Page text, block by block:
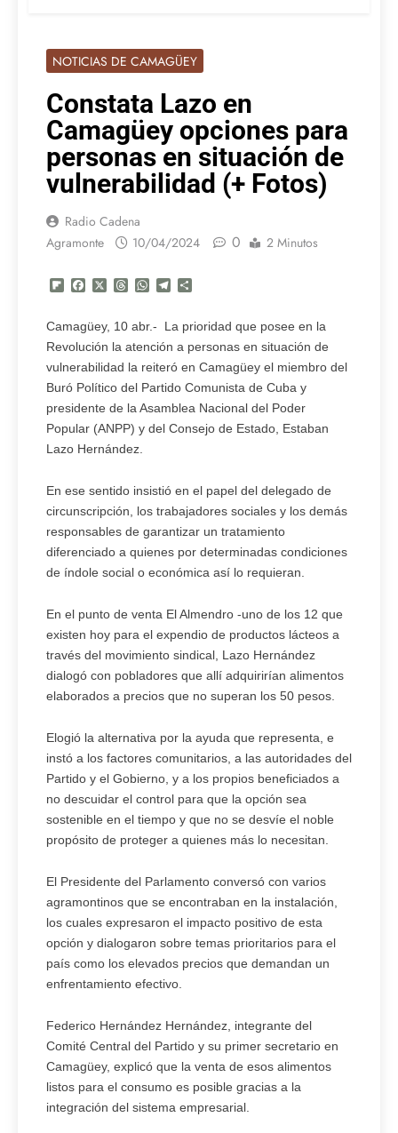
NOTICIAS DE CAMAGÜEY
Constata Lazo en
Camagüey opciones para
personas en situación de
vulnerabilidad (+ Fotos)
Radio Cadena
Agramonte
10/04/2024 0 2 Minutos
Flipboard
FacebookThreadsWhatsApp
Telegram
Camagüey, 10 abr.- La prioridad que posee en la
Revolución la atención a personas en situación de
vulnerabilidad la reiteró en Camagüey el miembro del
Buró Político del Partido Comunista de Cuba y
presidente de la Asamblea Nacional del Poder
Popular (ANPP) y del Consejo de Estado, Estaban
Lazo Hernández.
En ese sentido insistió en el papel del delegado de
circunscripción, los trabajadores sociales y los demás
responsables de garantizar un tratamiento
diferenciado a quienes por determinadas condiciones
de índole social o económica así lo requieran.
En el punto de venta El Almendro -uno de los 12 que
existen hoy para el expendio de productos lácteos a
través del movimiento sindical, Lazo Hernández
dialogó con pobladores que allí adquirirían alimentos
elaborados a precios que no superan los 50 pesos.
Elogió la alternativa por la ayuda que representa, e
instó a los factores comunitarios, a las autoridades del
Partido y el Gobierno, y a los propios beneficiados a
no descuidar el control para que la opción sea
sostenible en el tiempo y que no se desvíe el noble
propósito de proteger a quienes más lo necesitan.
El Presidente del Parlamento conversó con varios
agramontinos que se encontraban en la instalación,
los cuales expresaron el impacto positivo de esta
opción y dialogaron sobre temas prioritarios para el
país como los elevados precios que demandan un
enfrentamiento efectivo.
Federico Hernández Hernández, integrante del
Comité Central del Partido y su primer secretario en
Camagüey, explicó que la venta de esos alimentos
listos para el consumo es posible gracias a la
integración del sistema empresarial.